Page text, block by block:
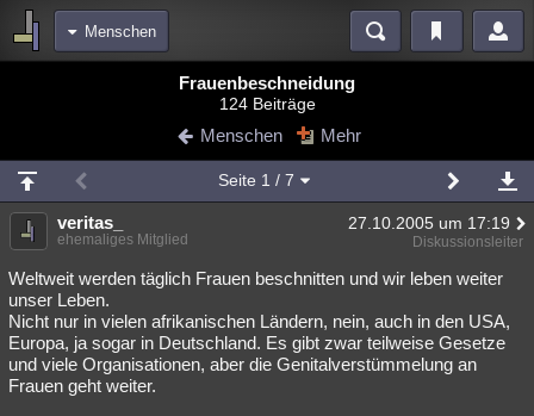
Menschen
Blogs Videos
Chat Wiki Neuigkeiten
meine Rubriken
Menschen Mystery Kriminalfälle
Spiritualität Verschwörungen Technologie Ufologie
Natur Umfragen Unterhaltung
weitere Rubriken
Philosophie Träume
Frauenbeschneidung
124 Beiträge
Menschen Mehr
Seite 1 / 7
veritas_ 27.10.2005 um 17:19
ehemaliges Mitglied Diskussionsleiter
Weltweit werden täglich Frauen beschnitten und wir leben weiter
unser Leben.
Nicht nur in vielen afrikanischen Ländern, nein, auch in den USA,
Europa, ja sogar in Deutschland. Es gibt zwar teilweise Gesetze
und viele Organisationen, aber die Genitalverstümmelung an
Frauen geht weiter.